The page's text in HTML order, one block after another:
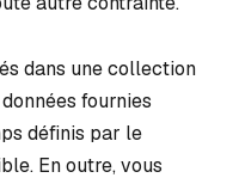
dans une collection
fournies
définis par le
En outre, vous